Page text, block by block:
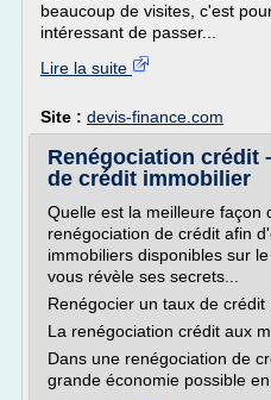
beaucoup de visites, c'est
intéressant de passer...
Lire la suite
Site : devis-finance.com
Renégociation crédit
de crédit immobilier
Quelle est la meilleure façon
renégociation de crédit afin
immobiliers disponibles sur
vous révèle ses secrets...
Renégocier un taux de crédit
La renégociation crédit aux
Dans une renégociation de
grande économie possible en